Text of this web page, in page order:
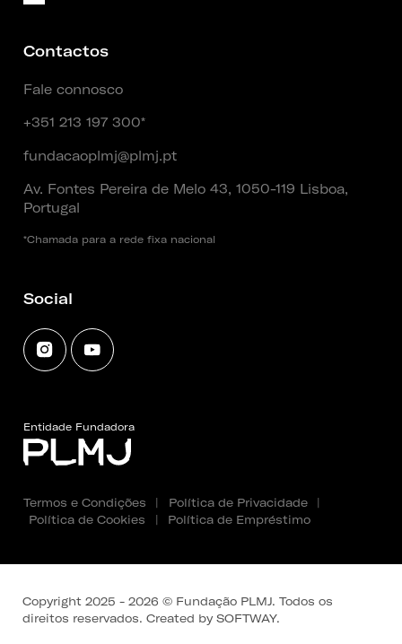
Contactos
Fale connosco
+351 213 197 300*
fundacaoplmj@plmj.pt
Av. Fontes Pereira de Melo 43, 1050-119 Lisboa,
Portugal
*Chamada para a rede fixa nacional
Social
Entidade Fundadora
Termos e Condições | Política de Privacidade
|
Política de Cookies
| Política de Empréstimo
Copyright 2025 - 2026 © Fundação PLMJ. Todos os
direitos reservados. Created by SOFTWAY.